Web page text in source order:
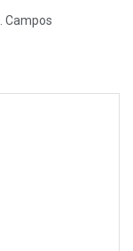
Campos